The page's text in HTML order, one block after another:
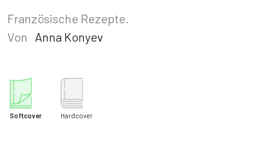
Französische Rezepte.
Von
Anna Konyev
Softcover Hardcover